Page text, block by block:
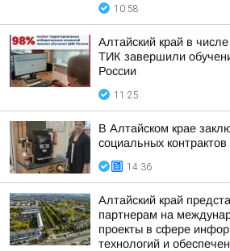
10:58
Алтайский край в
ТИК завершили
России
11:25
В Алтайском крае
социальных
14:36
Алтайский край
партнерам на
проекты в сфере
технологий и